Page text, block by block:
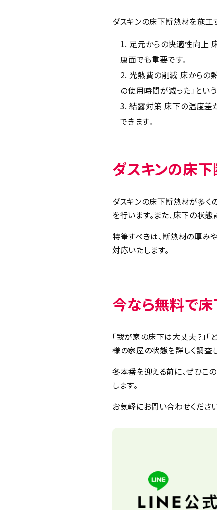
ダスキンの床下断熱材を施工
足元からの快適性向上
康面でも重要です。
光熱費の削減 床からの
の使用時間が減った」とい
結露対策 床下の温度差
できます。
ダスキンの床
ダスキンの床下断熱材が多く
を行います。また、床下の状
特筆すべきは、断熱材の厚み
対応いたします。
今なら無料で
「我が家の床下は大丈夫？」
様の家屋の状態を詳しく調査
冬本番を迎える前に、ぜひこ
します。
お気軽にお問い合わせくださ